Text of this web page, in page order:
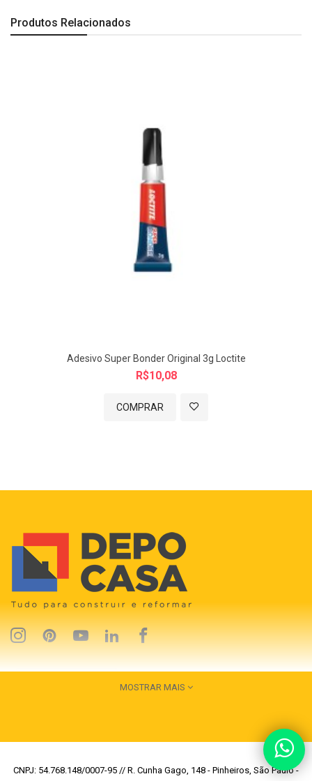
Resistente à umidade, impactos e vibrações
Imagem meramente ilustrativa.
Produtos Relacionados
Adesivo Super Bonder Original 3g Loctite
R$10,08
COMPRAR
MOSTRAR MAIS
CNPJ: 54.768.148/0007-95 // R. Cunha Gago, 148 - Pinheiros, São Paulo -